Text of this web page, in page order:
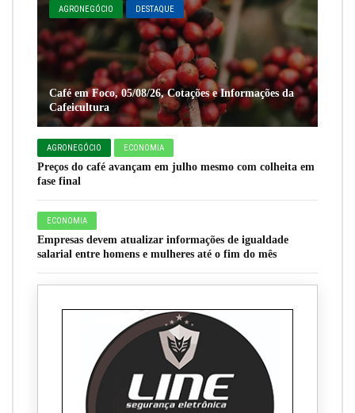
AGRONEGÓCIO DESTAQUE
Café em Foco, 05/08/26, Cotações e Informações da
Cafeicultura
AGRONEGÓCIO ECONOMIA
Preços do café avançam em julho mesmo com colheita em
fase final
ECONOMIA
Empresas devem atualizar informações de igualdade
salarial entre homens e mulheres até o fim do mês